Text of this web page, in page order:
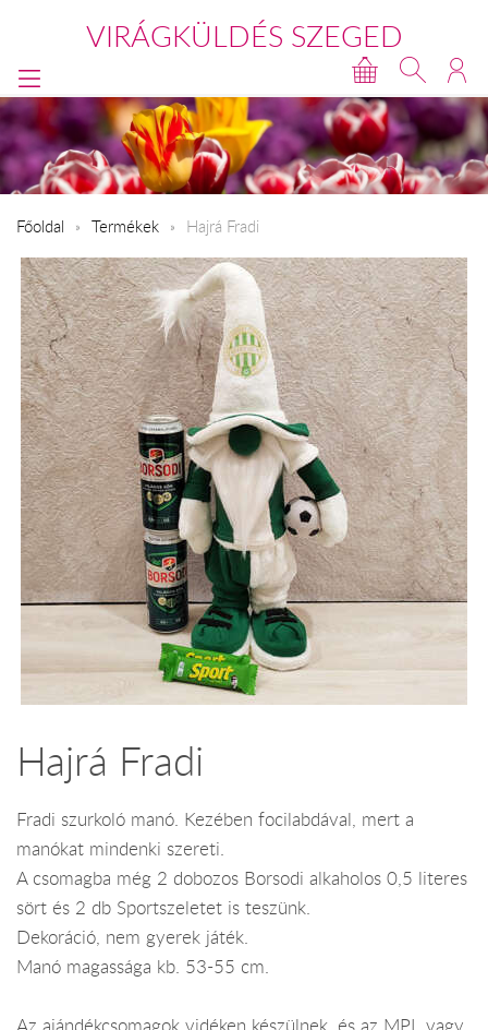
VIRÁGKÜLDÉS SZEGED
Főoldal Termékek Hajrá Fradi
Hajrá Fradi
Fradi szurkoló manó. Kezében focilabdával, mert a
manókat mindenki szereti.
A csomagba még 2 dobozos Borsodi alkaholos 0,5 literes
sört és 2 db Sportszeletet is teszünk.
Dekoráció, nem gyerek játék.
Manó magassága kb. 53-55 cm.